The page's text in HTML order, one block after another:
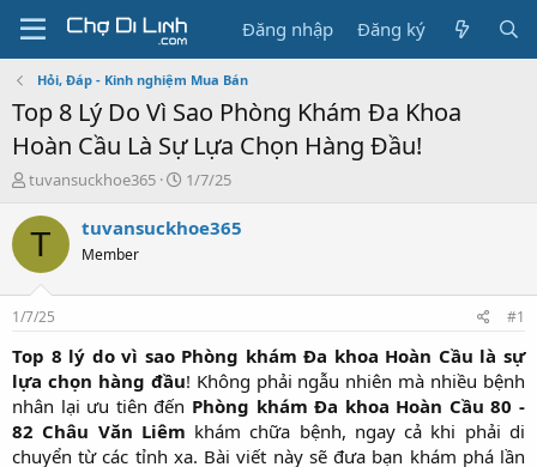
Đăng nhập Đăng ký
Hỏi, Đáp - Kinh nghiệm Mua Bán
Top 8 Lý Do Vì Sao Phòng Khám Đa Khoa
Hoàn Cầu Là Sự Lựa Chọn Hàng Đầu!
T
r
e
a
s
t
a
r
t
e
r
tuvansuckhoe365
N
à
1/7/25
T tuvansuckhoe365
Member
1/7/25 #1
Top 8 lý do vì sao Phòng khám Đa khoa Hoàn Cầu là sự
lựa chọn hàng đầu! Không phải ngẫu nhiên mà nhiều bệnh
nhân lại ưu tiên đến Phòng khám Đa khoa Hoàn Cầu 80 -
82 Châu Văn Liêm khám chữa bệnh, ngay cả khi phải di
chuyển từ các tỉnh xa. Bài viết này sẽ đưa bạn khám phá lần